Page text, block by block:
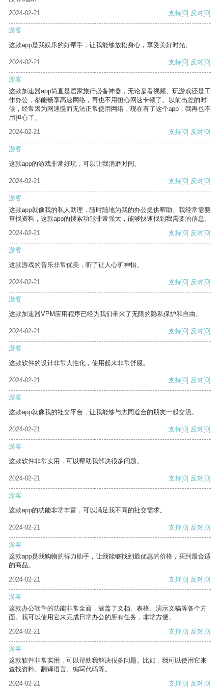
2024-02-21
支持[0] 反对[0]
游客
这款app是我娱乐的好帮手，让我能够放松身心，享受美好时光。
2024-02-21 支持[0] 反对[0]
游客
这款加速器app简直是居家旅行必备神器，无论是看视频、玩游戏还是工
作办公，都能畅享高速网络，再也不用担心网速卡顿了。以前出差的时
候，经常因为网速慢而无法正常使用网络，现在有了这个app，我再也不
用担心了。
2024-02-21
支持[0] 反对[0]
游客
这款app的游戏非常好玩，可以让我消磨时间。
2024-02-21 支持[0] 反对[0]
游客
这款app就像我的私人助理，随时随地为我的办公提供帮助。我经常需要
查找资料，这款app的搜索功能非常强大，能够快速找到我需要的信息。
2024-02-21
支持[0] 反对[0]
游客
这款游戏的音乐非常优美，听了让人心旷神怡。
2024-02-21 支持[0] 反对[0]
游客
这款加速器VPM应用程序已经为我们带来了无限的隐私保护和自由。
2024-02-21 支持[0] 反对[0]
游客
这款软件的设计非常人性化，使用起来非常舒服。
2024-02-21 支持[0] 反对[0]
游客
这款app就像我的社交平台，让我能够与志同道合的朋友一起交流。
2024-02-21 支持[0] 反对[0]
游客
这款软件非常实用，可以帮助我解决很多问题。
2024-02-21 支持[0] 反对[0]
游客
这款app的功能非常丰富，可以满足我不同的社交需求。
2024-02-21 支持[0] 反对[0]
游客
这款app是我购物的得力助手，让我能够找到最优惠的价格，买到最合适
的商品。
2024-02-21
支持[0] 反对[0]
游客
这款办公软件的功能非常全面，涵盖了文档、表格、演示文稿等各个方
面。我可以使用它来完成日常办公的所有任务，非常方便。
2024-02-21
支持[0] 反对[0]
游客
这款软件非常实用，可以帮助我解决很多问题。比如，我可以使用它来
查找资料、翻译语言、编写代码等。
2024-02-21
支持[0] 反对[0]